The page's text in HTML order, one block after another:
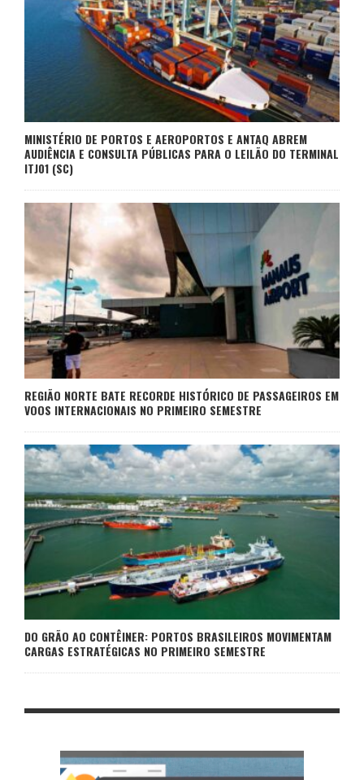
MINISTÉRIO DE PORTOS E AEROPORTOS E ANTAQ ABREM
AUDIÊNCIA E CONSULTA PÚBLICAS PARA O LEILÃO DO TERMINAL
ITJ01 (SC)
REGIÃO NORTE BATE RECORDE HISTÓRICO DE PASSAGEIROS EM
VOOS INTERNACIONAIS NO PRIMEIRO SEMESTRE
DO GRÃO AO CONTÊINER: PORTOS BRASILEIROS MOVIMENTAM
CARGAS ESTRATÉGICAS NO PRIMEIRO SEMESTRE